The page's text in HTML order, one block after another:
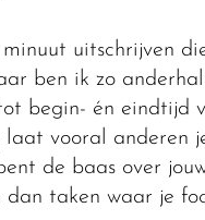
uitschrijven
ben ik zo
begin- én eindtijd
laat vooral anderen
de baas over
dan taken waar je